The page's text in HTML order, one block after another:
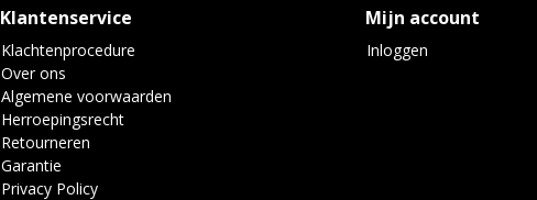
Klantenservice
Klachtenprocedure
Over ons
Algemene voorwaarden
Herroepingsrecht
Retourneren
Garantie
Privacy Policy
Mijn account
Inloggen